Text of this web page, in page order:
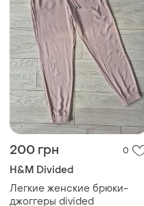
200 грн 0
H&M Divided
Легкие женские брюки-
джоггеры divided